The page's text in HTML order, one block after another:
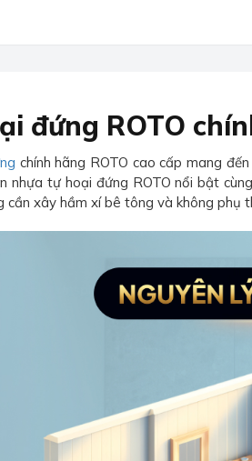
đứng ROTO
chính hãng ROTO cao cấp mang
nhựa tự hoại đứng ROTO nổi bật
cần xây hầm xí bê tông và không